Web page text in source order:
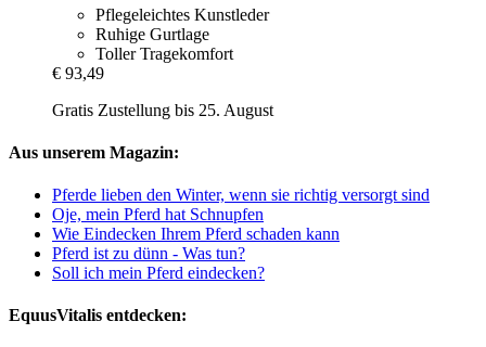
Pflegeleichtes Kunstleder
Ruhige Gurtlage
Toller Tragekomfort
€ 93,49
Gratis Zustellung bis 25. August
Aus unserem Magazin:
Pferde lieben den Winter, wenn sie richtig versorgt sind
Oje, mein Pferd hat Schnupfen
Wie Eindecken Ihrem Pferd schaden kann
Pferd ist zu dünn - Was tun?
Soll ich mein Pferd eindecken?
EquusVitalis entdecken: